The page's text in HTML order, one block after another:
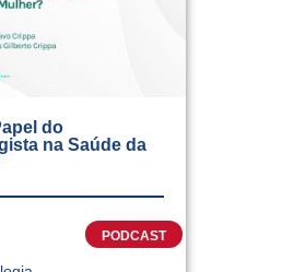
do
na Saúde da
PODCAST